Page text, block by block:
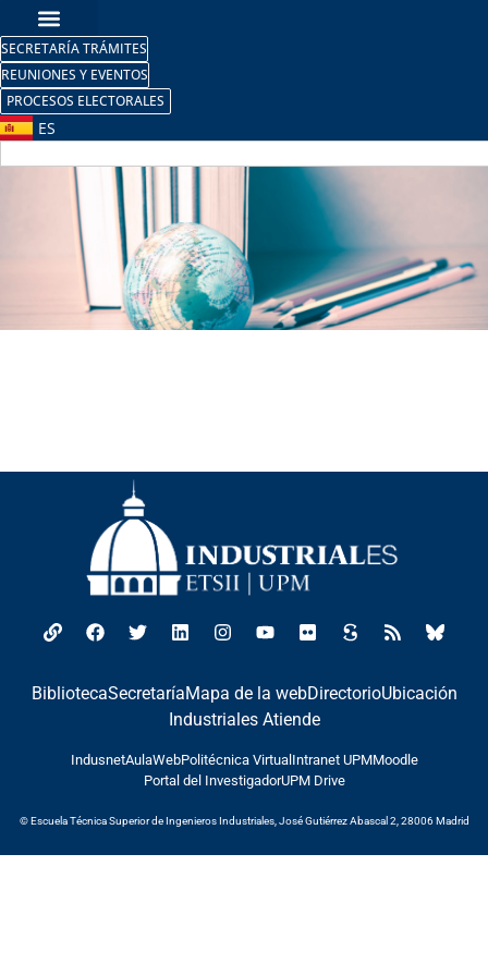
SECRETARÍA TRÁMITES
REUNIONES Y EVENTOS
PROCESOS ELECTORALES
ES
BibliotecaSecretaríaMapa de la webDirectorioUbicación
Industriales Atiende
IndusnetAulaWebPolitécnica Virtual Intranet UPMMoodle
Portal del InvestigadorUPM Drive
© Escuela Técnica Superior de Ingenieros Industriales, José Gutiérrez Abascal 2, 28006 Madrid